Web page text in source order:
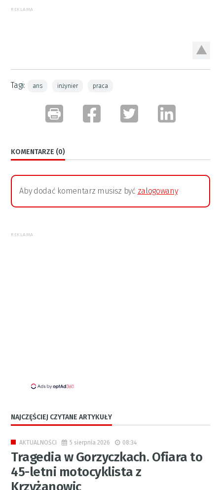
REKLAMA
Tagi: ans inżynier praca
KOMENTARZE (0)
Aby dodać komentarz musisz być zalogowany
REKLAMA
NAJCZĘŚCIEJ CZYTANE ARTYKUŁY
AKTUALNOŚCI 5 sierpnia 2026 08:34
Tragedia w Gorzyczkach. Ofiara to
45-letni motocyklista z